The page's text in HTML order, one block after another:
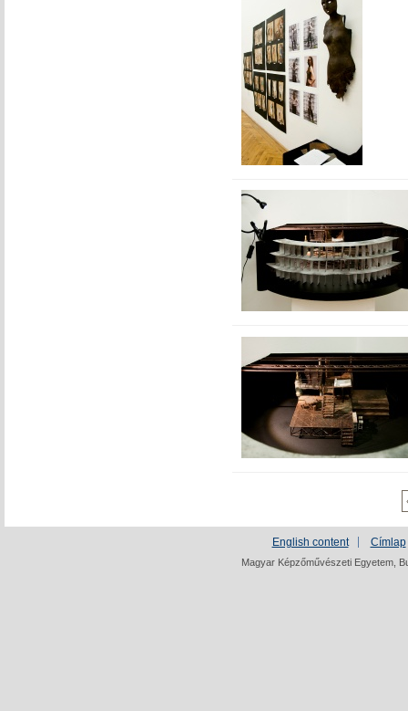
English content Címlap
Magyar Képzőművészeti Egyetem,